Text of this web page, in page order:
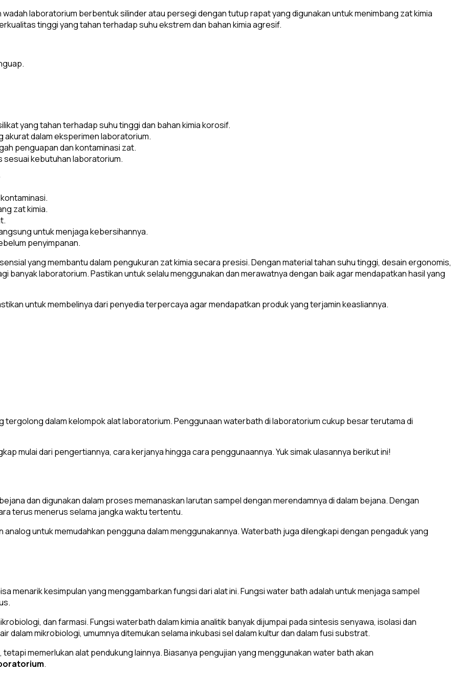
wadah laboratorium berbentuk silinder atau persegi dengan tutup rapat yang digunakan untuk menimbang zat kimia
tinggi yang tahan terhadap suhu ekstrem dan bahan kimia agresif.
yang tahan terhadap suhu tinggi dan bahan kimia korosif.
akurat dalam eksperimen laboratorium.
penguapan dan kontaminasi zat.
sesuai kebutuhan laboratorium.
zat kimia.
untuk menjaga kebersihannya.
penyimpanan.
yang membantu dalam pengukuran zat kimia secara presisi. Dengan material tahan suhu tinggi, desain ergonomis,
banyak laboratorium. Pastikan untuk selalu menggunakan dan merawatnya dengan baik agar mendapatkan hasil yang
untuk membelinya dari penyedia terpercaya agar mendapatkan produk yang terjamin keasliannya.
dalam kelompok alat laboratorium. Penggunaan waterbath di laboratorium cukup besar terutama di
mulai dari pengertiannya, cara kerjanya hingga cara penggunaannya. Yuk simak ulasannya berikut ini!
dan digunakan dalam proses memanaskan larutan sampel dengan merendamnya di dalam bejana. Dengan
terus menerus selama jangka waktu tertentu.
untuk memudahkan pengguna dalam menggunakannya. Waterbath juga dilengkapi dengan pengaduk yang
menarik kesimpulan yang menggambarkan fungsi dari alat ini. Fungsi water bath adalah untuk menjaga sampel
dan farmasi. Fungsi waterbath dalam kimia analitik banyak dijumpai pada sintesis senyawa, isolasi dan
dalam mikrobiologi, umumnya ditemukan selama inkubasi sel dalam kultur dan dalam fusi substrat.
memerlukan alat pendukung lainnya. Biasanya pengujian yang menggunakan water bath akan
.